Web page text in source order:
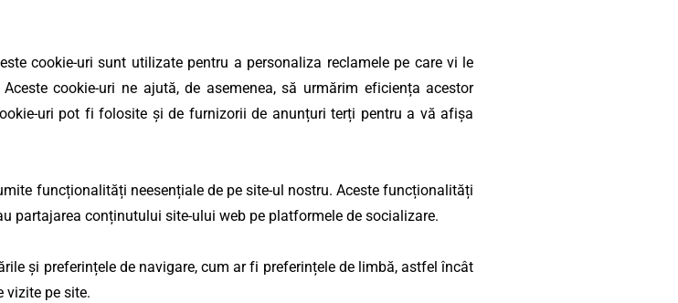
cookie-uri sunt utilizate pentru a personaliza reclamele pe care vi le
cookie-uri ne ajută, de asemenea, să urmărim eficiența acestor
uri pot fi folosite și de furnizorii de anunțuri terți pentru a vă afișa
funcționalități neesențiale de pe site-ul nostru. Aceste funcționalități
partajarea conținutului site-ului web pe platformele de socializare.
și preferințele de navigare, cum ar fi preferințele de limbă, astfel încât
vizite pe site.